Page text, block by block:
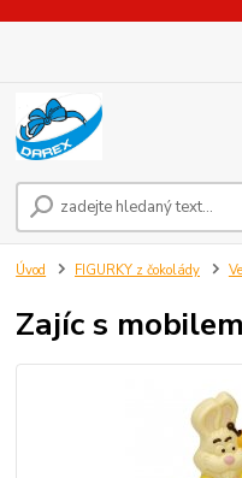
Úvod FIGURKY z čokolády
Zajíc s mobilem